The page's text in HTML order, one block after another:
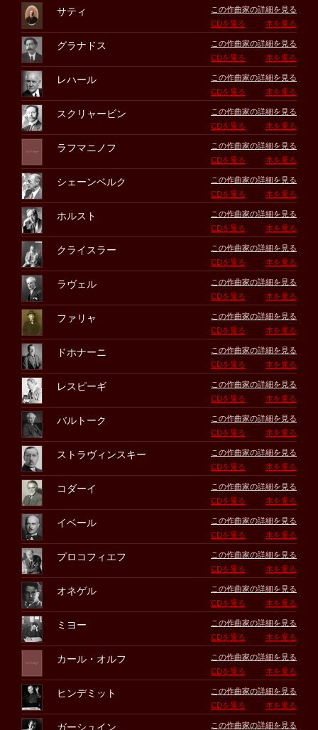
サティ
この作曲家の詳細を見る
CDを見る
本を見る
グラナドス
この作曲家の詳細を見る
CDを見る
本を見る
レハール
この作曲家の詳細を見る
CDを見る
本を見る
スクリャービン
この作曲家の詳細を見る
CDを見る
本を見る
ラフマニノフ
この作曲家の詳細を見る
CDを見る
本を見る
シェーンベルク
この作曲家の詳細を見る
CDを見る
本を見る
ホルスト
この作曲家の詳細を見る
CDを見る
本を見る
クライスラー
この作曲家の詳細を見る
CDを見る
本を見る
ラヴェル
この作曲家の詳細を見る
CDを見る
本を見る
ファリャ
この作曲家の詳細を見る
CDを見る
本を見る
ドホナーニ
この作曲家の詳細を見る
CDを見る
本を見る
レスピーギ
この作曲家の詳細を見る
CDを見る
本を見る
バルトーク
この作曲家の詳細を見る
CDを見る
本を見る
ストラヴィンスキー
この作曲家の詳細を見る
CDを見る
本を見る
コダーイ
この作曲家の詳細を見る
CDを見る
本を見る
イベール
この作曲家の詳細を見る
CDを見る
本を見る
プロコフィエフ
この作曲家の詳細を見る
CDを見る
本を見る
オネゲル
この作曲家の詳細を見る
CDを見る
本を見る
ミヨー
この作曲家の詳細を見る
CDを見る
本を見る
カール・オルフ
この作曲家の詳細を見る
CDを見る
本を見る
ヒンデミット
この作曲家の詳細を見る
CDを見る
本を見る
ガーシュイン
この作曲家の詳細を見る